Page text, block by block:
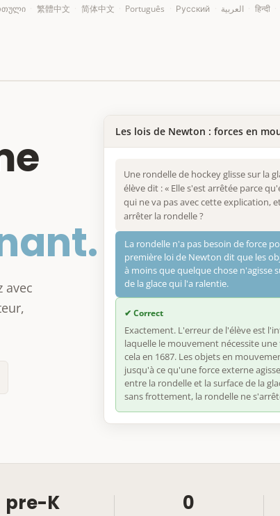
繁體中文 简体中文 Português Русский العربية हिन्दी
avec
Les lois de Newton : forces en
Une rondelle de hockey glisse sur la
élève dit : « Elle s'est arrêtée parce
qui ne va pas avec cette explication,
arrêter la rondelle ?
La rondelle n'a pas besoin de force
première loi de Newton dit que les
à moins que quelque chose n'agisse
de la glace qui l'a ralentie.
✔ Correct
Exactement. L'erreur de l'élève est
laquelle le mouvement nécessite
cela en 1687. Les objets en
jusqu'à ce qu'une force externe
entre la rondelle et la surface de la
sans frottement, la rondelle ne
pre-K 0